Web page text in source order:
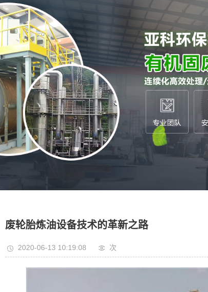
油泥油砂炼油设备
废机油蒸馏设备
废塑料炼油设备
铝塑炼油设备
油污泥处理设备
城市垃圾处理设备
医疗垃圾处理设备
废轮胎炼油设备技术的革新之路
2020-06-13 10:19:08 次